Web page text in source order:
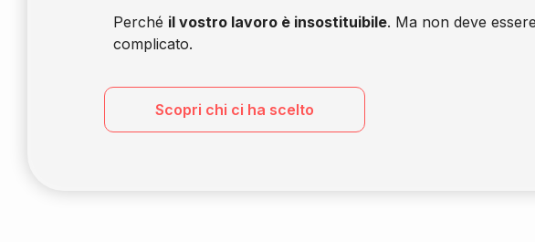
Perché il vostro lavoro è insostituibile. Ma non deve
complicato.
Scopri chi ci ha scelto